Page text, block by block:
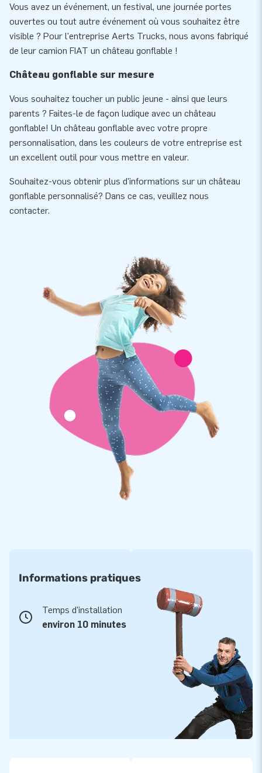
Vous avez un événement, un festival, une journée portes
ouvertes ou tout autre événement où vous souhaitez être
visible ? Pour l'entreprise Aerts Trucks, nous avons fabriqué
de leur camion FIAT un château gonflable !
Château gonflable sur mesure
Vous souhaitez toucher un public jeune - ainsi que leurs
parents ? Faites-le de façon ludique avec un château
gonflable! Un château gonflable avec votre propre
personnalisation, dans les couleurs de votre entreprise est
un excellent outil pour vous mettre en valeur.
Souhaitez-vous obtenir plus d'informations sur un château
gonflable personnalisé? Dans ce cas, veuillez nous
contacter.
Informations pratiques
Temps d'installation
environ 10 minutes